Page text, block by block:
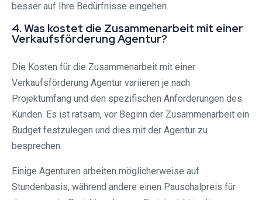
besser auf Ihre Bedürfnisse eingehen.
4. Was kostet die Zusammenarbeit mit einer
Verkaufsförderung Agentur?
Die Kosten für die Zusammenarbeit mit einer
Verkaufsförderung Agentur variieren je nach
Projektumfang und den spezifischen Anforderungen des
Kunden. Es ist ratsam, vor Beginn der Zusammenarbeit ein
Budget festzulegen und dies mit der Agentur zu
besprechen.
Einige Agenturen arbeiten möglicherweise auf
Stundenbasis, während andere einen Pauschalpreis für